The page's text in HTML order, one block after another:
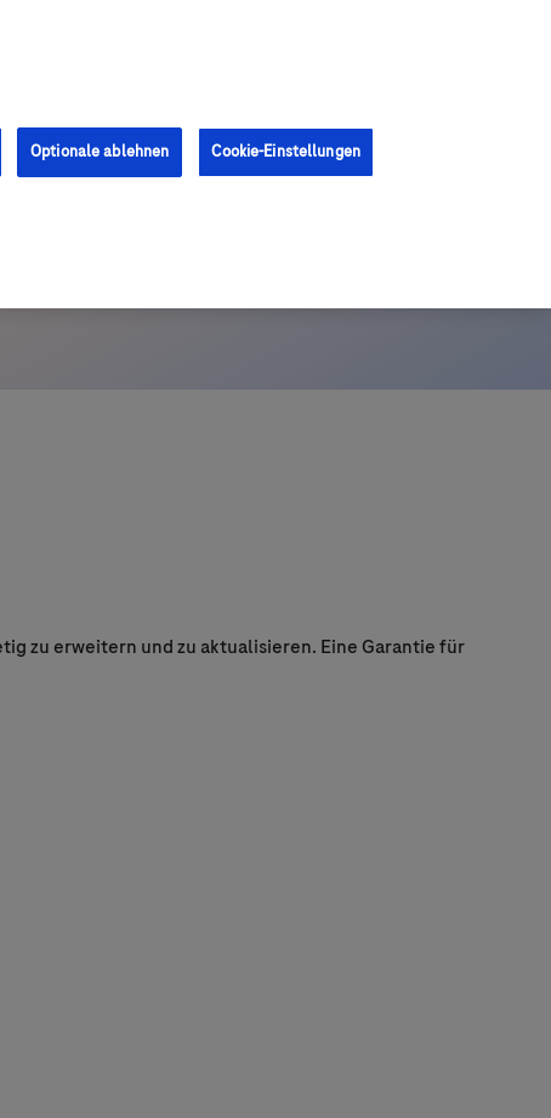
zu erweitern und zu aktualisieren. Eine Garantie für
Cookie-Einstellungen
Optionale ablehnen